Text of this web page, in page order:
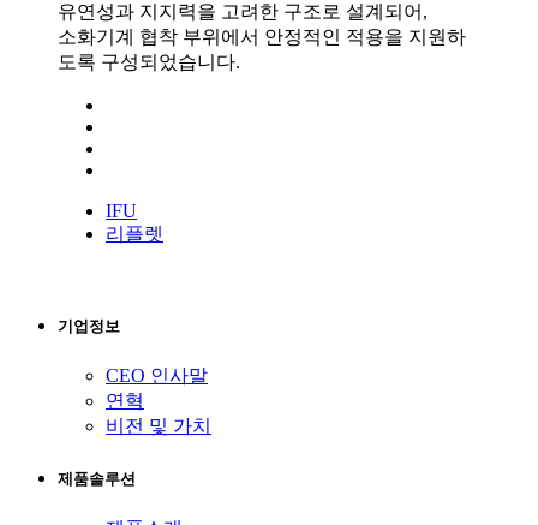
유연성과 지지력을 고려한 구조로 설계되어,
소화기계 협착 부위에서 안정적인 적용을 지원하
도록 구성되었습니다.
IFU
리플렛
기업정보
CEO 인사말
연혁
비전 및 가치
제품솔루션